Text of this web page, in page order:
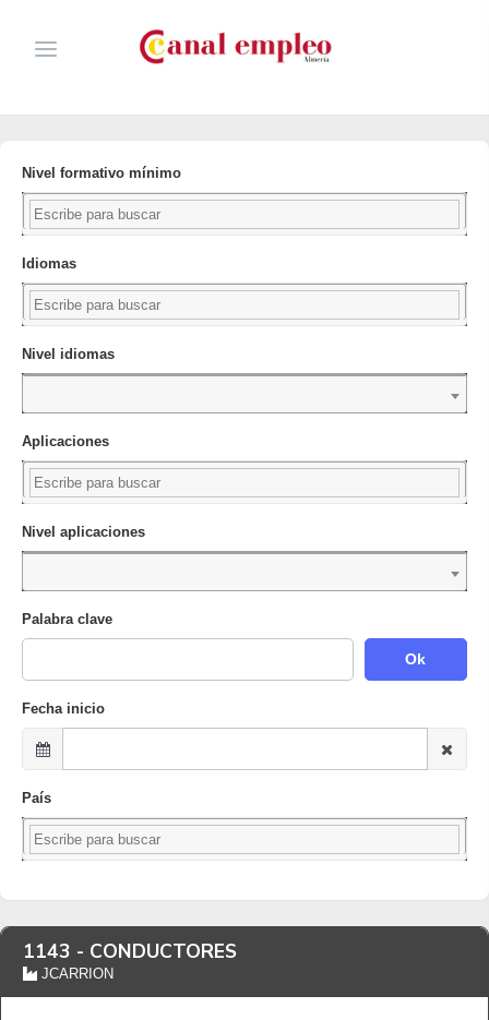
Nivel formativo mínimo
Idiomas
Nivel idiomas
Aplicaciones
Nivel aplicaciones
Palabra clave
Ok
Fecha inicio
País
1143 - CONDUCTORES
JCARRION